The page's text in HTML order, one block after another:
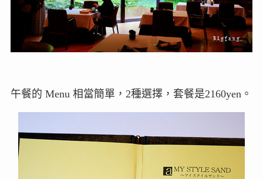
午餐的 Menu 相當簡單，2種選擇，套餐是2160yen。